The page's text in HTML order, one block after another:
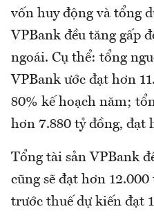
vốn huy động và tổng
VPBank đều tăng gấp
ngoái. Cụ thể: tổng
VPBank ước đạt hơn
80% kế hoạch năm;
hơn 7.880 tỷ đồng, đạt
Tổng tài sản VPBank
cũng sẽ đạt hơn
trước thuế dự kiến đạt